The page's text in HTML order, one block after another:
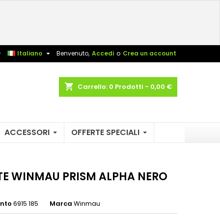
Benvenuto, Accedi o Crea un account
Italiano 
shopping_cart Carrello: 0 Prodotti - 0,00 €
ACCESSORI OFFERTE SPECIALI
WINMAU PRISM ALPHA NERO
6915 185 Marca Winmau